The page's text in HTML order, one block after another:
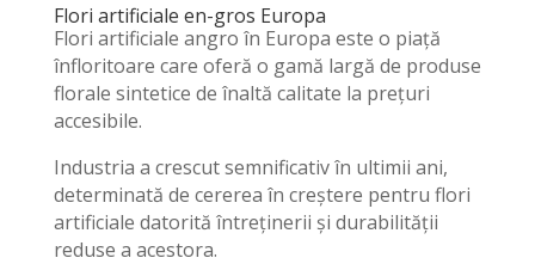
Flori artificiale en-gros Europa
Flori artificiale angro în Europa este o piață
înfloritoare care oferă o gamă largă de produse
florale sintetice de înaltă calitate la prețuri
accesibile.
Industria a crescut semnificativ în ultimii ani,
determinată de cererea în creștere pentru flori
artificiale datorită întreținerii și durabilității
reduse a acestora.